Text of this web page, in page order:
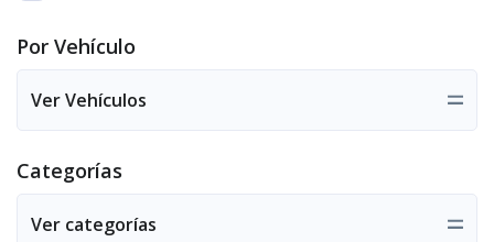
Por Vehículo
Ver Vehículos
Categorías
Ver categorías